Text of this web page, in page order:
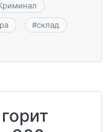
#склад